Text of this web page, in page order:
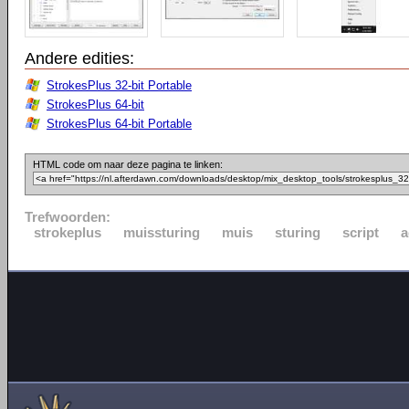
Andere edities:
StrokesPlus 32-bit Portable
StrokesPlus 64-bit
StrokesPlus 64-bit Portable
HTML code om naar deze pagina te linken:
Trefwoorden:
strokeplus
muissturing muis sturing script